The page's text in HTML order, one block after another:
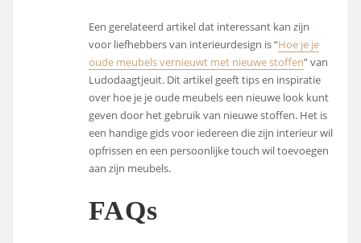
Een gerelateerd artikel dat interessant kan zijn
voor liefhebbers van interieurdesign is “Hoe je je
oude meubels vernieuwt met nieuwe stoffen” van
Ludodaagtjeuit. Dit artikel geeft tips en inspiratie
over hoe je je oude meubels een nieuwe look kunt
geven door het gebruik van nieuwe stoffen. Het is
een handige gids voor iedereen die zijn interieur wil
opfrissen en een persoonlijke touch wil toevoegen
aan zijn meubels.
FAQs